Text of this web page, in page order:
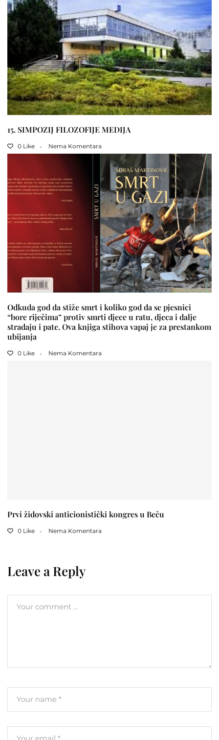
15. SIMPOZIJ FILOZOFIJE MEDIJA
0 Like Nema Komentara
Odkuda god da stiže smrt i koliko god da se pjesnici
“bore riječima” protiv smrti djece u ratu, djeca i dalje
stradaju i pate. Ova knjiga stihova vapaj je za prestankom
ubijanja
0 Like Nema Komentara
Prvi židovski anticionistički kongres u Beču
0 Like Nema Komentara
Leave a Reply